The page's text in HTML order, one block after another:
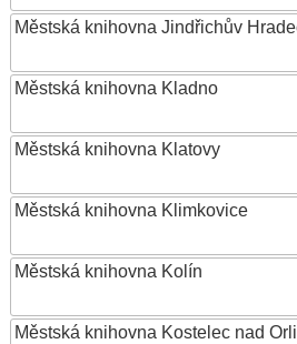
Městská knihovna Jindřichův
Městská knihovna Kladno
Městská knihovna Klatovy
Městská knihovna Klimkovice
Městská knihovna Kolín
Městská knihovna Kostelec nad